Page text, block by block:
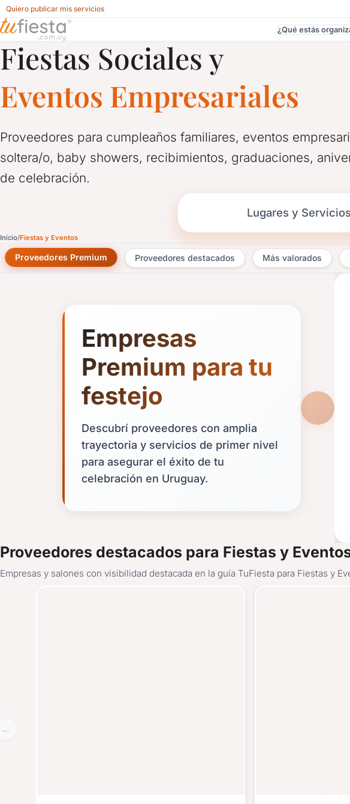
Quiero publicar mis servicios
Salones y Servicios para Eventos
¿Qué estás
Fiestas Sociales y
Eventos Empresariales
Proveedores para cumpleaños familiares, eventos
soltera/o, baby showers, recibimientos, graduaciones,
de celebración.
Lugares y
Inicio Fiestas y Eventos
Proveedores Premium Proveedores destacados Más valorados
Empresas
Premium para tu
festejo
Descubrí proveedores con amplia
trayectoria y servicios de primer nivel
para asegurar el éxito de tu
celebración en Uruguay.
Proveedores destacados para Fiestas y
Empresas y salones con visibilidad destacada en la guía TuFiesta para Fiestas y